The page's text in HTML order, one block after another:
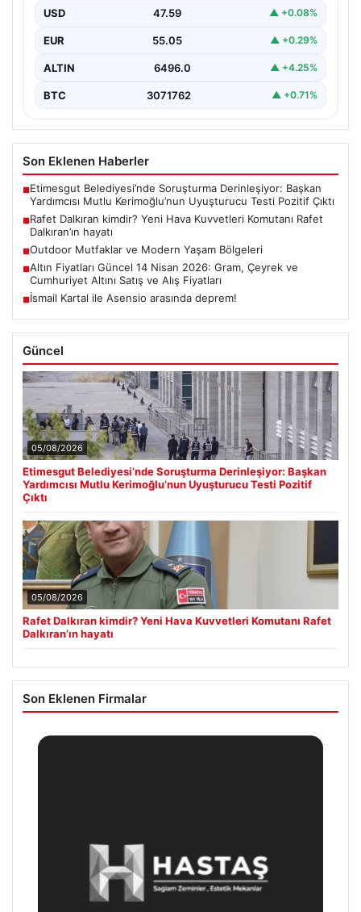
USD 47.59 ▲ +0.08%
EUR 55.05 ▲ +0.29%
ALTIN 6496.0 ▲ +4.25%
BTC 3071762 ▲ +0.71%
Son Eklenen Haberler
■Etimesgut Belediyesi’nde Soruşturma Derinleşiyor: Başkan
Yardımcısı Mutlu Kerimoğlu’nun Uyuşturucu Testi Pozitif Çıktı
■Rafet Dalkıran kimdir? Yeni Hava Kuvvetleri Komutanı Rafet
Dalkıran’ın hayatı
■Outdoor Mutfaklar ve Modern Yaşam Bölgeleri
■Altın Fiyatları Güncel 14 Nisan 2026: Gram, Çeyrek ve
Cumhuriyet Altını Satış ve Alış Fiyatları
■İsmail Kartal ile Asensio arasında deprem!
Güncel
05/08/2026
Etimesgut Belediyesi’nde Soruşturma Derinleşiyor: Başkan
Yardımcısı Mutlu Kerimoğlu’nun Uyuşturucu Testi Pozitif
Çıktı
05/08/2026
Rafet Dalkıran kimdir? Yeni Hava Kuvvetleri Komutanı Rafet
Dalkıran’ın hayatı
Son Eklenen Firmalar